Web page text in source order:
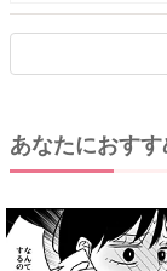
あなたにおす